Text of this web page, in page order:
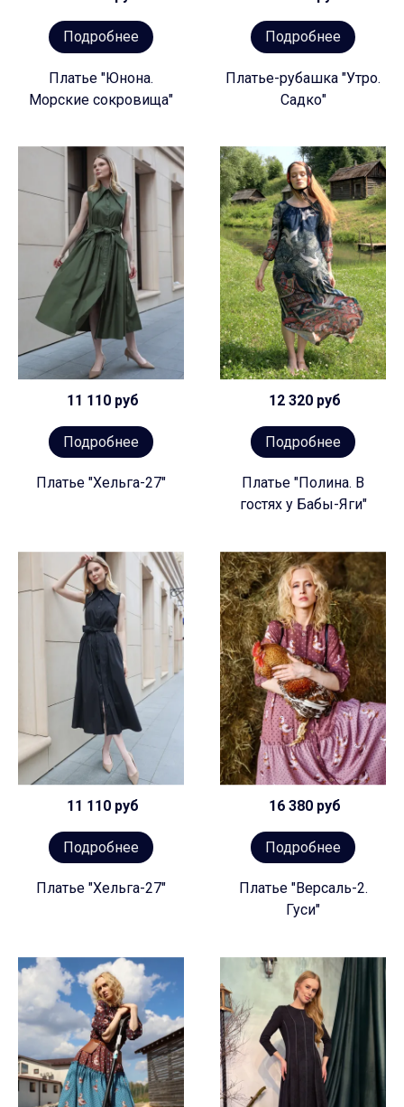
Подробнее
Платье "Юнона.
Морские сокровища"
Подробнее
Платье-рубашка "Утро.
Садко"
11 110 руб
Подробнее
Платье "Хельга-27"
12 320 руб
Подробнее
Платье "Полина. В
гостях у Бабы-Яги"
11 110 руб
Подробнее
Платье "Хельга-27"
16 380 руб
Подробнее
Платье "Версаль-2.
Гуси"